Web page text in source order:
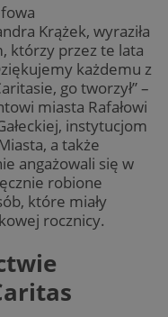
Krążek, wyraziła
którzy przez te lata
każdemu z
go tworzył” –
miasta Rafałowi
instytucjom
a także
angażowali się w
robione
które miały
rocznicy.